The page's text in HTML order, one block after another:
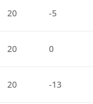
20 -5
20 0
20 -13